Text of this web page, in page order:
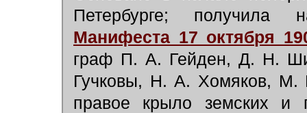
Петербурге; получила
Манифеста 17 октября
граф П. А. Гейден, Д. Н.
Гучковы, Н. А. Хомяков, М.
правое крыло земских и